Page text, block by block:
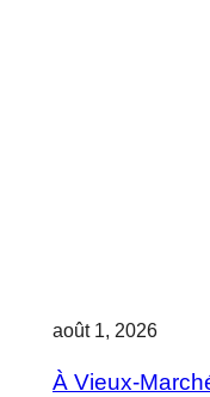
août 1, 2026
À Vieux-